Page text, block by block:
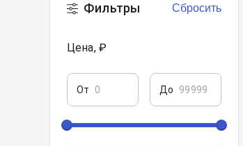
Фильтры Сбросить
Цена, ₽
От До